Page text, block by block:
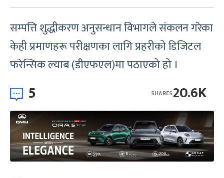
सम्पत्ति शुद्धीकरण अनुसन्धान विभागले संकलन गरेका
केही प्रमाणहरू परीक्षणका लागि प्रहरीको डिजिटल
फरेन्सिक ल्याब (डीएफएल)मा पठाएको हो ।
5 20.6K
SHARES